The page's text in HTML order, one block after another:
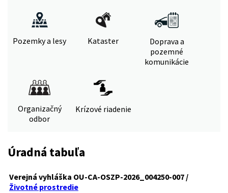
Pozemky a lesy Kataster
Doprava a
pozemné
komunikácie
Organizačný
odbor
Krízové riadenie
Úradná tabuľa
Verejná vyhláška OU-CA-OSZP-2026_004250-007 /
Životné prostredie